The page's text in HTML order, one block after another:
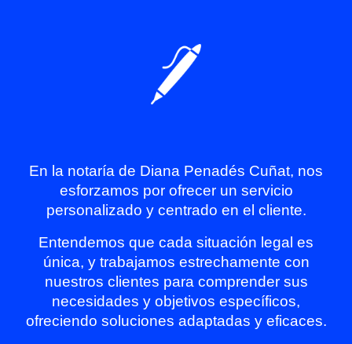
En la notaría de Diana Penadés Cuñat, nos
esforzamos por ofrecer un servicio
personalizado y centrado en el cliente.
Entendemos que cada situación legal es
única, y trabajamos estrechamente con
nuestros clientes para comprender sus
necesidades y objetivos específicos,
ofreciendo soluciones adaptadas y eficaces.